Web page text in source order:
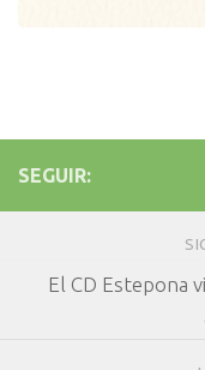
SEGUIR:
El CD Estepona